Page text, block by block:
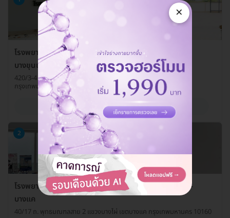
โรงพยาบาลสัตว์แสนดี 24 ชั่วโมง สาขาพระราม 2-
บางขุนเทียน
420/3-4 ถ. บางขุนเทียนชายทะเล แขวงแสมดำ เขตบางขุนเทียน
กรุงเทพมหานคร 10150
ดูรายละเอียด
2
โรงพยาบาลสัตว์แสนดี 24 ชั่วโมง สาขาพุทธมณฑลสาย 2-
บางแค
40/17 ถ. พุทธมณฑลสาย 2 แขวงบางไผ่ เขตบางแค กรุงเทพมหานคร 10160
×